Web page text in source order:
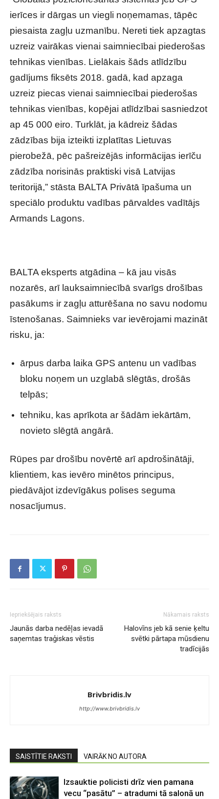
ierīces ir dārgas un viegli noņemamas, tāpēc
piesaista zagļu uzmanību. Nereti tiek apzagtas
uzreiz vairākas vienai saimniecībai piederošas
tehnikas vienības. Lielākais šāds atlīdzību
gadījums fiksēts 2018. gadā, kad apzaga
uzreiz piecas vienai saimniecībai piederošas
tehnikas vienības, kopējai atlīdzībai sasniedzot
ap 45 000 eiro. Turklāt, ja kādreiz šādas
zādzības bija izteikti izplatītas Lietuvas
pierobežā, pēc pašreizējās informācijas ierīču
zādzība norisinās praktiski visā Latvijas
teritorijā,” stāsta BALTA Privātā īpašuma un
speciālo produktu vadības pārvaldes vadītājs
Armands Lagons.
BALTA eksperts atgādina – kā jau visās
nozarēs, arī lauksaimniecībā svarīgs drošības
pasākums ir zagļu atturēšana no savu nodomu
īstenošanas. Saimnieks var ievērojami mazināt
risku, ja:
ārpus darba laika GPS antenu un vadības
bloku noņem un uzglabā slēgtās, drošās
telpās;
tehniku, kas aprīkota ar šādām iekārtām,
novieto slēgtā angārā.
Rūpes par drošību novērtē arī apdrošinātāji,
klientiem, kas ievēro minētos principus,
piedāvājot izdevīgākus polises seguma
nosacījumus.
Iepriekšējais raksts
Jaunās darba nedēļas ievadā
saņemtas traģiskas vēstis
Nākamais raksts
Halovīns jeb kā senie ķeltu
svētki pārtapa mūsdienu
tradīcijās
Brivbridis.lv
http://www.brivbridis.lv
SAISTĪTIE RAKSTI VAIRĀK NO AUTORA
Izsauktie policisti drīz vien pamana
vecu “pasātu” – atradumi tā salonā un